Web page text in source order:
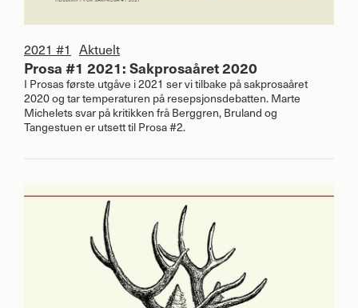
2021 #1 Aktuelt
Prosa #1 2021: Sakprosaåret 2020
I Prosas første utgåve i 2021 ser vi tilbake på sakprosaåret
2020 og tar temperaturen på resepsjonsdebatten. Marte
Michelets svar på kritikken frå Berggren, Bruland og
Tangestuen er utsett til Prosa #2.